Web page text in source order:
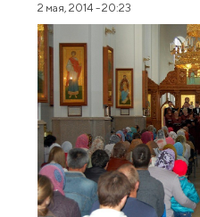
2 мая, 2014 - 20:23